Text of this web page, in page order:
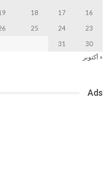
16
17
18
23
24
25
30
31
« أكتوبر
Ads